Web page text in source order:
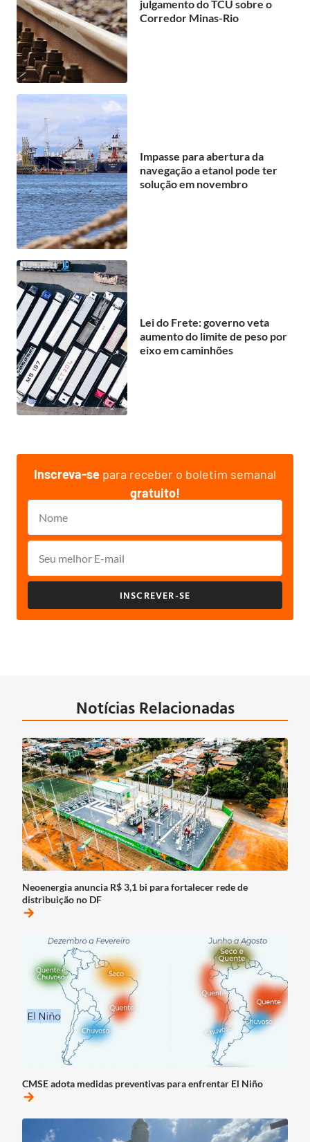
julgamento do TCU sobre o
Corredor Minas-Rio
Impasse para abertura da
navegação a etanol pode ter
solução em novembro
Lei do Frete: governo veta
aumento do limite de peso por
eixo em caminhões
Inscreva-se para receber o boletim semanal
gratuito!
INSCREVER-SE
Notícias Relacionadas
Neoenergia anuncia R$ 3,1 bi para fortalecer rede de
distribuição no DF
arrow_forward
CMSE adota medidas preventivas para enfrentar El Niño
arrow_forward